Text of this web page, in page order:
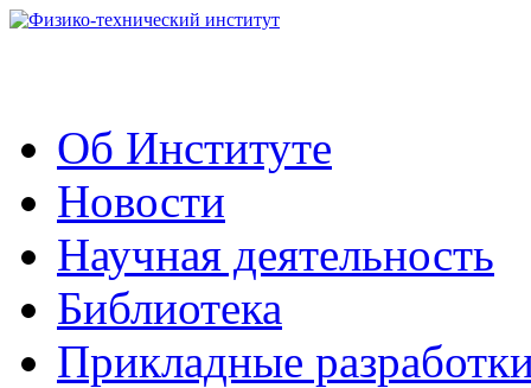
Об Институте
Новости
Научная деятельность
Библиотека
Прикладные